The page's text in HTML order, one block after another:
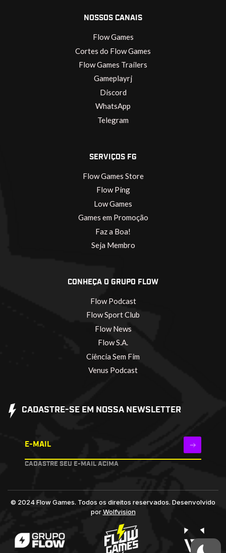
NOSSOS CANAIS
Flow Games
Cortes do Flow Games
Flow Games Trailers
Gameplayrj
Discord
WhatsApp
Telegram
SERVIÇOS FG
Flow Games Store
Flow Ping
Low Games
Games em Promoção
Faz a Boa!
Seja Membro
CONHEÇA O GRUPO FLOW
Flow Podcast
Flow Sport Club
Flow News
Flow S.A.
Ciência Sem Fim
Venus Podcast
CADASTRE-SE EM NOSSA NEWSLETTER
E-MAIL
CADASTRE SEU E-MAIL ACIMA
© 2024 Flow Games. Todos os direitos reservados. Desenvolvido
porWolfvision